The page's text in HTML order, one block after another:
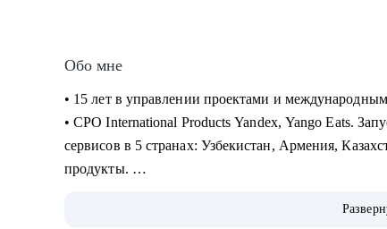
Обо мне
• 15 лет в управлении проектами и
• CPO International Products Yandex, Yango Eats.
сервисов в 5 странах: Узбекистан, Армения,
продукты.
Менеджеров Яндекса (2022-2024), автор программ